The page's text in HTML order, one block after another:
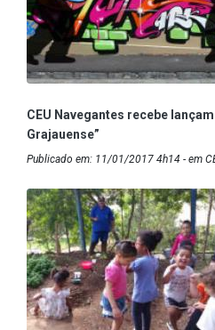
CEU Navegantes recebe
Grajauense”
Publicado em: 11/01/2017 4h14 - em